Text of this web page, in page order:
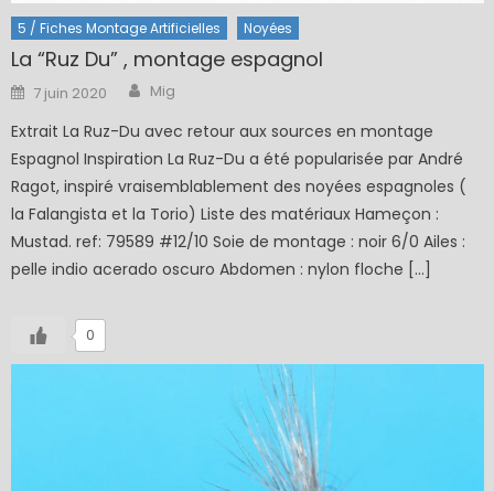
5 / Fiches Montage Artificielles Noyées
La “Ruz Du” , montage espagnol
Posted
on
7 juin 2020 Author
Mig
Extrait La Ruz-Du avec retour aux sources en montage
Espagnol Inspiration La Ruz-Du a été popularisée par André
Ragot, inspiré vraisemblablement des noyées espagnoles (
la Falangista et la Torio) Liste des matériaux Hameçon :
Mustad. ref: 79589 #12/10 Soie de montage : noir 6/0 Ailes :
pelle indio acerado oscuro Abdomen : nylon floche […]
0